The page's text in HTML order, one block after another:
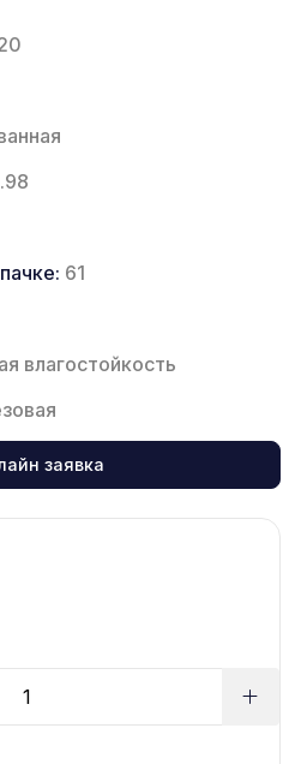
61
влагостойкость
заявка